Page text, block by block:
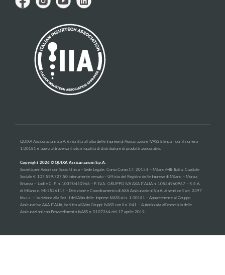
QUIXA Assicurazioni S.p.A. è iscritta all’albo delle Imprese di Assicurazione IVASS Elenco I con il numero
1.00181 e opera attraverso il sito in qualità di distributore di prodotti assicurativi.
Copyright 2026© QUIXA Assicurazioni S.p.A.
Società per Azioni con Socio Unico – Sede Legale: Corso Como 17, 20154 – Milano (MI), Italia. Capitale
Sociale € 107.599.727,50 interamente versato – Ufficio del Registro delle Imprese di Milano – Monza
Brianza – Lodi e C. F. n. 10370450966 – P. I.V.A. GRUPPO IVA AXA ITALIA n. 10534960967 – R.E.A.
di Milano n. Ml-2526115 – Direzione e Coordinamento di AXA Assicurazioni S.p.A. ai sensi dell’art. 2497
bis c.c. – Iscrizione alla Sez. I dell’Albo delle Imprese IVASS al n. 1.00181 – Appartenente al Gruppo
Assicurativo AXA ITALIA, iscritto all’Albo Gruppi IVASS con il n. 041 – Autorizzata all’esercizio delle
Assicurazioni con Provvedimento IVASS n. 0107264 del 17 aprile 2019.